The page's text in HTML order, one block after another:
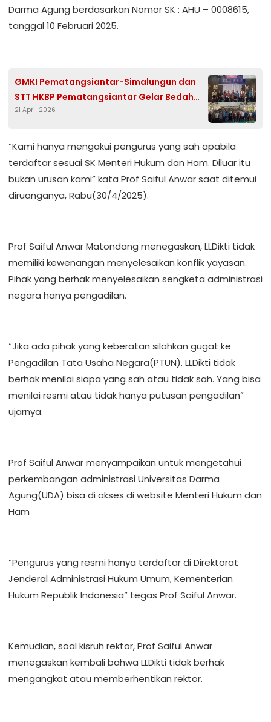
Darma Agung berdasarkan Nomor SK : AHU – 0008615,
tanggal 10 Februari 2025.
GMKI Pematangsiantar-Simalungun dan
STT HKBP Pematangsiantar Gelar Bedah
Buku, Gali Semangat Pelayanan Marie
21 April 2026
“Kami hanya mengakui pengurus yang sah apabila
terdaftar sesuai SK Menteri Hukum dan Ham. Diluar itu
bukan urusan kami” kata Prof Saiful Anwar saat ditemui
diruanganya, Rabu(30/4/2025).
Prof Saiful Anwar Matondang menegaskan, LLDikti tidak
memiliki kewenangan menyelesaikan konflik yayasan.
Pihak yang berhak menyelesaikan sengketa administrasi
negara hanya pengadilan.
“Jika ada pihak yang keberatan silahkan gugat ke
Pengadilan Tata Usaha Negara(PTUN). LLDikti tidak
berhak menilai siapa yang sah atau tidak sah. Yang bisa
menilai resmi atau tidak hanya putusan pengadilan”
ujarnya.
Prof Saiful Anwar menyampaikan untuk mengetahui
perkembangan administrasi Universitas Darma
Agung(UDA) bisa di akses di website Menteri Hukum dan
Ham
“Pengurus yang resmi hanya terdaftar di Direktorat
Jenderal Administrasi Hukum Umum, Kementerian
Hukum Republik Indonesia” tegas Prof Saiful Anwar.
Kemudian, soal kisruh rektor, Prof Saiful Anwar
menegaskan kembali bahwa LLDikti tidak berhak
mengangkat atau memberhentikan rektor.